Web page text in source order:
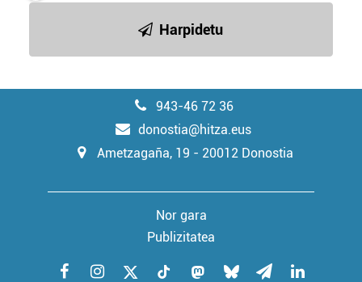
Harpidetu
943-46 72 36
donostia@hitza.eus
Ametzagaña, 19 - 20012 Donostia
Nor gara
Publizitatea